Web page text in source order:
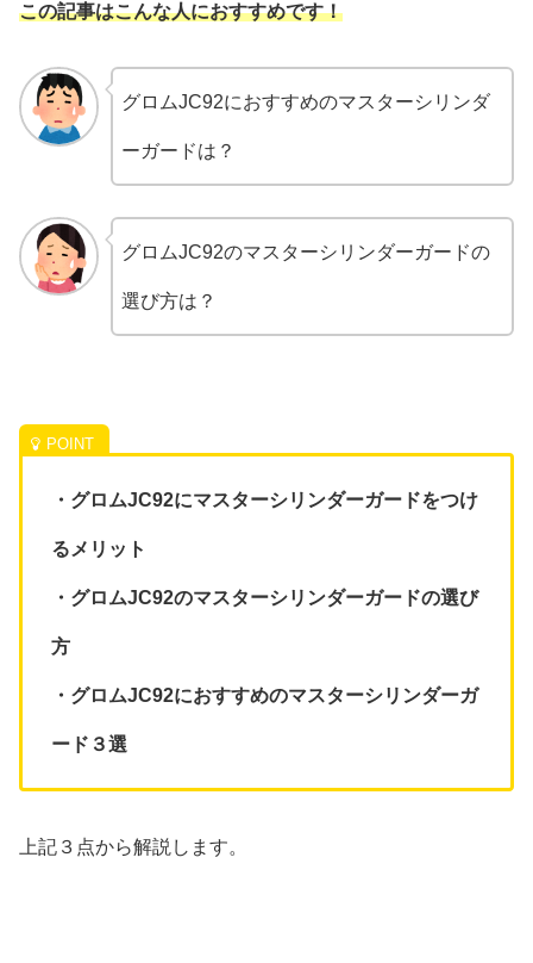
この記事はこんな人におすすめです！
グロムJC92におすすめのマスターシリンダ
ーガードは？
グロムJC92のマスターシリンダーガードの
選び方は？
・グロムJC92にマスターシリンダーガードをつけ
るメリット
・グロムJC92のマスターシリンダーガードの選び
方
・グロムJC92におすすめのマスターシリンダーガ
ード３選
上記３点から解説します。